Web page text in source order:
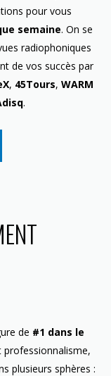
pour vous
semaine. On se
radiophoniques
de vos succès par
, 45Tours, WARM
.
de #1 dans le
professionnalisme,
plusieurs sphères :